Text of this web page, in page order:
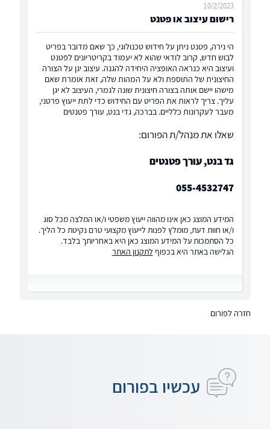
רישום עיצוב או פטנט
10/2/2023
הי נירה, פטנט ניתן על חידוש טכנולוגי, כך שאם מדובר בפריט
לבוש חדש, קרוב לודאי שהוא לא יעמוד בקריטריונים לפטנט
ועיצוב היא כנראה האופציה היחידה להגנה. עיצוב יגן על הצורה
החיצונית של התוספת ולא על המהות שלה, זאת אומרת שאם
מישהו יישם אותה בצורה חיצונית שונה לגמרי, העיצוב לא יגן
עליך. צריך לראות את הפריט עם החידוש כדי לתת ייעוץ פרטני,
מעבר לעקרונות כלליים. בברכה, גדי בנט, עורך פטנטים
שאלו את מנהל/ת הפורום:
גד בנט, עורך פטנטים
055-4532747
המידע המוצג כאן אינו מהווה ייעוץ משפטי ו/או המלצה מכל סוג
ו/או חוות דעת, מומלץ לפנות לייעוץ מקצועי טרם נקיטת כל הליך.
כל הסתמכות על המידע המוצג כאן היא באחריותך בלבד.
הגלישה באתר היא בכפוף לתקנון האתר
חזרה לפורום
עכשיו בפורום